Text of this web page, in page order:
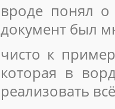
вроде понял о
документ был
чисто к
которая в
реализовать